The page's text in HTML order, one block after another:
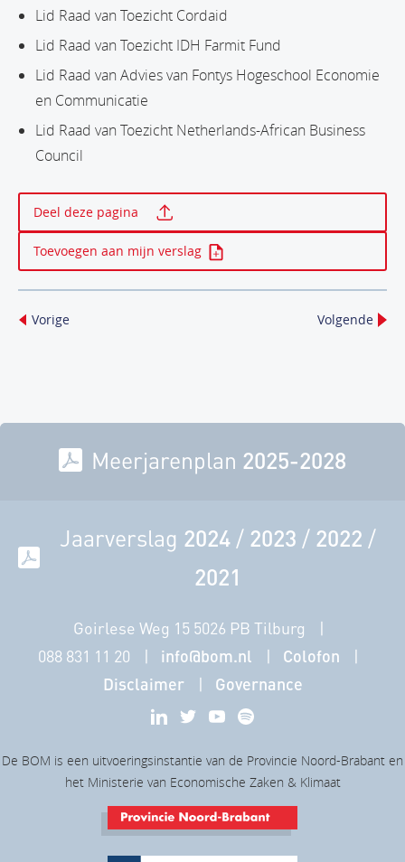
Lid Raad van Toezicht Cordaid
Lid Raad van Toezicht IDH Farmit Fund
Lid Raad van Advies van Fontys Hogeschool Economie
en Communicatie
Lid Raad van Toezicht Netherlands-African Business
Council
Deel deze pagina
Toevoegen aan mijn verslag
Vorige Volgende
Meerjarenplan 2025-2028
Jaarverslag 2024/ 2023 / 2022 /
2021
Goirlese Weg 15 5026 PB Tilburg
088 831 11 20
info@bom.nl
Colofon
Disclaimer
Governance
De BOM is een uitvoeringsinstantie van de Provincie Noord-Brabant en
het Ministerie van Economische Zaken & Klimaat